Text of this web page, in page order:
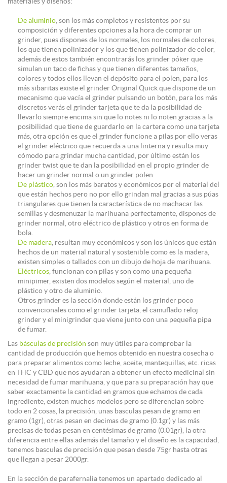
De aluminio , son los más completos y resistentes por su
composición y diferentes opciones a la hora de comprar un
grinder, pues dispones de los normales, los normales de colores,
los que tienen polinizador y los que tienen polinizador de color,
además de estos también encontrarás los grinder póker que
simulan un taco de fichas y que tienen diferentes tamaños,
colores y todos ellos llevan el depósito para el polen, para los
más sibaritas existe el grinder Original Quick que dispone de un
mecanismo que vacía el grinder pulsando un botón, para los más
discretos verás el grinder tarjeta que te da la posibilidad de
llevarlo siempre encima sin que lo notes ni lo noten gracias a la
posibilidad que tiene de guardarlo en la cartera como una tarjeta
más, otra opción es que el grinder funcione a pilas por ello veras
el grinder eléctrico que recuerda a una linterna y resulta muy
cómodo para grindar mucha cantidad, por último están los
grinder twist que te dan la posibilidad en el propio grinder de
hacer un grinder normal o un grinder polen.
De plástico , son los más baratos y económicos por el material del
que están hechos pero no por ello grindan mal gracias a sus púas
triangulares que tienen la característica de no machacar las
semillas y desmenuzar la marihuana perfectamente, dispones de
grinder normal, otro eléctrico de plástico y otros en forma de
bola.
De madera , resultan muy económicos y son los únicos que están
hechos de un material natural y sostenible como es la madera,
existen simples o tallados con un dibujo de hoja de marihuana.
Eléctricos , funcionan con pilas y son como una pequeña
minipimer, existen dos modelos según el material, uno de
plástico y otro de aluminio.
Otros grinder es la sección donde están los grinder poco
convencionales como el grinder tarjeta, el camuflado reloj
grinder y el minigrinder que viene junto con una pequeña pipa
de fumar.
Las básculas de precisión son muy útiles para comprobar la
cantidad de producción que hemos obtenido en nuestra cosecha o
para preparar alimentos como leche, aceite, mantequillas, etc. ricas
en THC y CBD que nos ayudaran a obtener un efecto medicinal sin
necesidad de fumar marihuana, y que para su preparación hay que
saber exactamente la cantidad en gramos que echamos de cada
ingrediente, existen muchos modelos pero se diferencian sobre
todo en 2 cosas, la precisión, unas basculas pesan de gramo en
gramo (1gr), otras pesan en decimas de gramo (0.1gr) y las más
precisas de todas pesan en centésimas de gramo (0.01gr), la otra
diferencia entre ellas además del tamaño y el diseño es la capacidad,
tenemos basculas de precisión que pesan desde 75gr hasta otras
que llegan a pesar 2000gr.
En la sección de parafernalia tenemos un apartado dedicado al